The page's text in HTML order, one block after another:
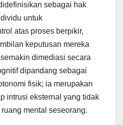
sebagai hak
untuk
atas proses berpikir,
keputusan mereka
dimediasi secara
dipandang sebagai
fisik; ia merupakan
intrusi eksternal yang tidak
mental seseorang.